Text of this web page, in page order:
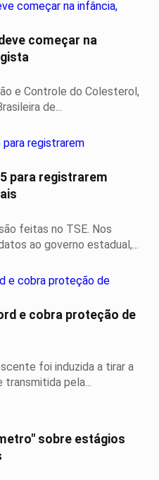
começar na
e Controle do Colesterol,
de...
para registrarem
feitas no TSE. Nos
ao governo estadual,...
e cobra proteção de
foi induzida a tirar a
transmitida pela...
sobre estágios